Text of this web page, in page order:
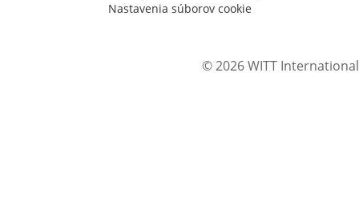
Nastavenia súborov cookie
© 2026 WITT International